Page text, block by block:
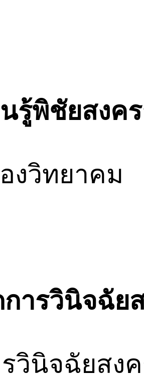
นรู้พิชัยสงค
งวิทยาคม
ารวินิจฉัย
รวินิจฉัยส